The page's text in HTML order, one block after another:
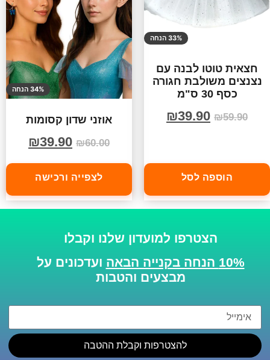
33% הנחה
חצאית טוטו לבנה עם
נצנצים משולבת חגורה
כסף 30 ס"מ
₪59.90
₪39.90
הוספה לסל
34% הנחה
אוזני שדון קסומות
₪60.00
₪39.90
לצפייה ורכישה
הצטרפו למועדון שלנו וקבלו
10% הנחה בקנייה הבאה
ועדכונים על
מבצעים והטבות
להצטרפות וקבלת ההטבה